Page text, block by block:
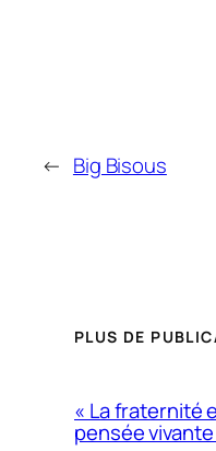
← Big Bisous
PLUS DE
« La fraternité
pensée